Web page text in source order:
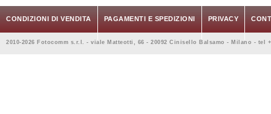
CONDIZIONI DI VENDITA PAGAMENTI E SPEDIZIONI PRIVACY
2010-2026 Fotocomm s.r.l. - viale Matteotti, 66 - 20092 Cinisello Balsamo - Milano - tel